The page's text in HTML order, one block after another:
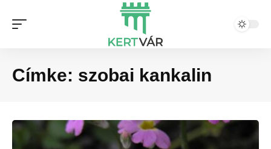
Címke: szobai kankalin